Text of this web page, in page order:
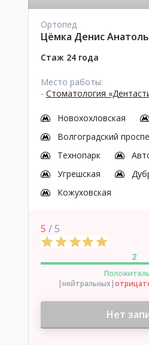
Ортопед
Цёмка Денис
Стаж 24 года
Место работы:
- Стоматология
Новохохловская
Волгоградский
Технопарк
Угрешская
Кожуховская
5 / 5
2
|нейтральных|
Нет